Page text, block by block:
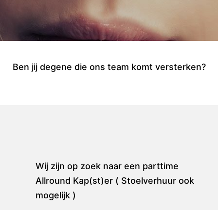
Ben jij degene die ons team komt versterken?
Wij zijn op zoek naar een parttime
Allround Kap(st)er ( Stoelverhuur ook
mogelijk )